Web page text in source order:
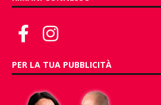
PER LA TUA PUBBLICITÀ